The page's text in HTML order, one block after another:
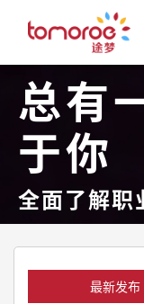
总有
于你
全面了解职
最新发布